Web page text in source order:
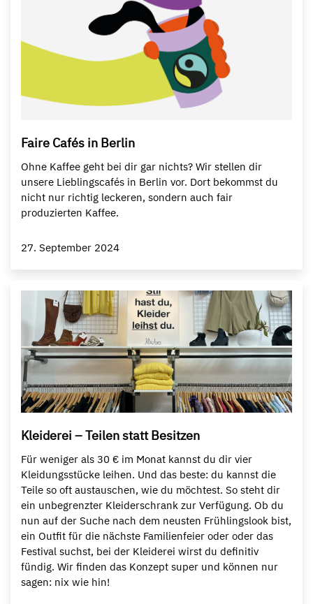
Faire Cafés in Berlin
Ohne Kaffee geht bei dir gar nichts? Wir stellen dir
unsere Lieblingscafés in Berlin vor. Dort bekommst du
nicht nur richtig leckeren, sondern auch fair
produzierten Kaffee.
27. September 2024
Kleiderei – Teilen statt Besitzen
Für weniger als 30 € im Monat kannst du dir vier
Kleidungsstücke leihen. Und das beste: du kannst die
Teile so oft austauschen, wie du möchtest. So steht dir
ein unbegrenzter Kleiderschrank zur Verfügung. Ob du
nun auf der Suche nach dem neusten Frühlingslook bist,
ein Outfit für die nächste Familienfeier oder oder das
Festival suchst, bei der Kleiderei wirst du definitiv
fündig. Wir finden das Konzept super und können nur
sagen: nix wie hin!